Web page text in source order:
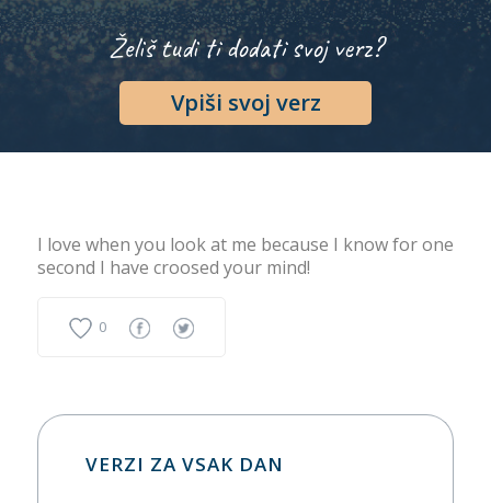
Želiš tudi ti dodati svoj verz?
Vpiši svoj verz
I love when you look at me because I know for one
second I have croosed your mind!
0
VERZI ZA VSAK DAN